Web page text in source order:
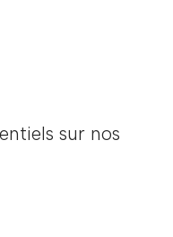
sur nos